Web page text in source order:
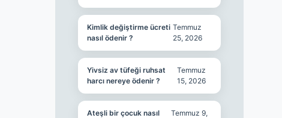
Kimlik değiştirme ücreti
nasıl ödenir ?
Temmuz
25, 2026
Yivsiz av tüfeği ruhsat
harcı nereye ödenir ?
Temmuz
15, 2026
Ateşli bir çocuk nasıl
Temmuz 9,